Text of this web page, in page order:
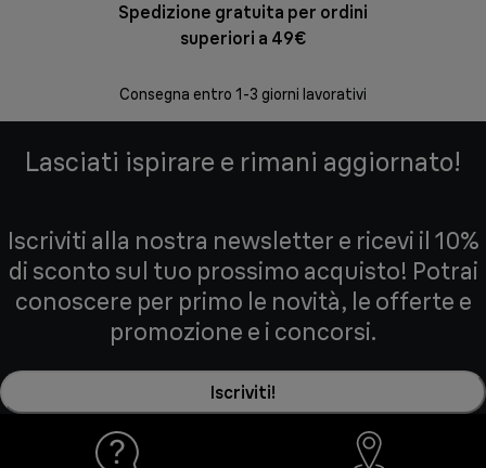
Spedizione gratuita per ordini
superiori a 49€
Consegna entro 1-3 giorni lavorativi
Lasciati ispirare e rimani aggiornato!
Iscriviti alla nostra newsletter e ricevi il 10%
di sconto sul tuo prossimo acquisto! Potrai
conoscere per primo le novità, le offerte e
promozione e i concorsi.
Iscriviti!